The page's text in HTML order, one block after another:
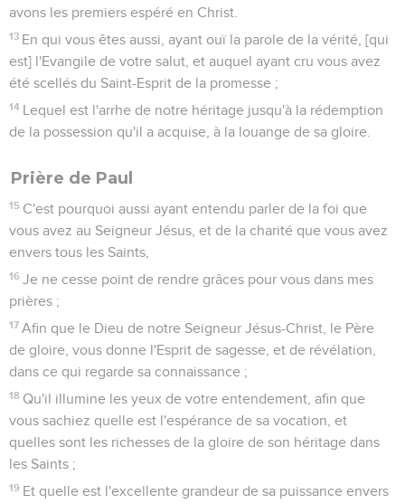
avons les premiers espéré en Christ.
13 En qui vous êtes aussi, ayant ouï la parole de la vérité, [qui
est] l'Evangile de votre salut, et auquel ayant cru vous avez
été scellés du Saint-Esprit de la promesse ;
14 Lequel est l'arrhe de notre héritage jusqu'à la rédemption
de la possession qu'il a acquise, à la louange de sa gloire.
Prière de Paul
15 C'est pourquoi aussi ayant entendu parler de la foi que
vous avez au Seigneur Jésus, et de la charité que vous avez
envers tous les Saints,
16 Je ne cesse point de rendre grâces pour vous dans mes
prières ;
17 Afin que le Dieu de notre Seigneur Jésus-Christ, le Père
de gloire, vous donne l'Esprit de sagesse, et de révélation,
dans ce qui regarde sa connaissance ;
18 Qu'il illumine les yeux de votre entendement, afin que
vous sachiez quelle est l'espérance de sa vocation, et
quelles sont les richesses de la gloire de son héritage dans
les Saints ;
19 Et quelle est l'excellente grandeur de sa puissance envers